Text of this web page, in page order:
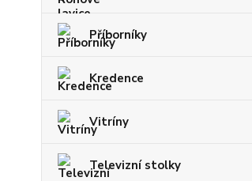
Příborníky
Kredence
Vitríny
Televizní stolky